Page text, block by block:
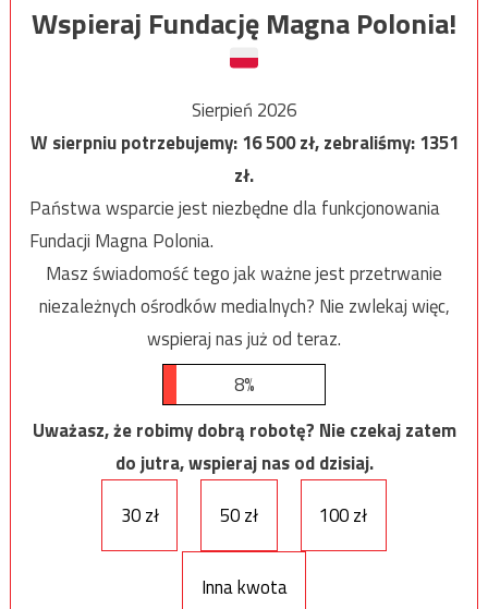
Wspieraj Fundację Magna Polonia!
Sierpień 2026
W sierpniu potrzebujemy:16 500zł, zebraliśmy:1351
zł.
Państwa wsparcie jest niezbędne dla funkcjonowania
Fundacji Magna Polonia.
Masz świadomość tego jak ważne jest przetrwanie
niezależnych ośrodków medialnych? Nie zwlekaj więc,
wspieraj nas już od teraz.
8%
Uważasz, że robimy dobrą robotę? Nie czekaj zatem
do jutra, wspieraj nas od dzisiaj.
30 zł
50 zł 100 zł
Inna kwota